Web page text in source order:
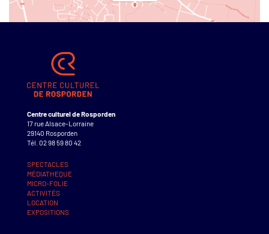
Centre culturel de Rosporden
17 rue Alsace-Lorraine
29140 Rosporden
Tél. 02 98 59 80 42
SPECTACLES
MÉDIATHEQUE
MICRO-FOLIE
ACTIVITÉS
LOCATION
EXPOSITIONS